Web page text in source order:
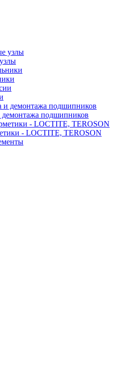
подшипников
- LOCTITE, TEROSON